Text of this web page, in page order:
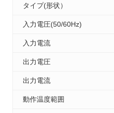
タイプ(形状）
入力電圧(50/60Hz)
入力電流
出力電圧
出力電流
動作温度範囲